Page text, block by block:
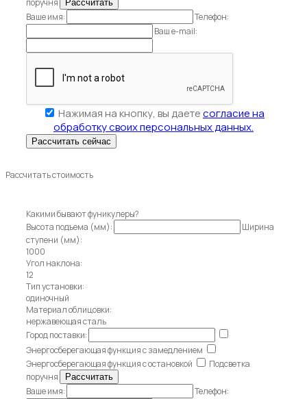
Ваше имя:
Телефон:
Ваш e-mail:
Нажимая на кнопку, вы даетесогласие на
обработку своих персональных данных.
Рассчитать стоимость
Какими бывают фуникулеры?
Высота подъема (мм):
Ширина
ступени (мм):
1000
Угол наклона:
12
Тип установки:
одиночный
Материал облицовки:
нержавеющая сталь
Город поставки:
Энергосберегающая функция с замедлением
Энергосберегающая функция с остановкой
Подсветка
поручня
Ваше имя:
Телефон: